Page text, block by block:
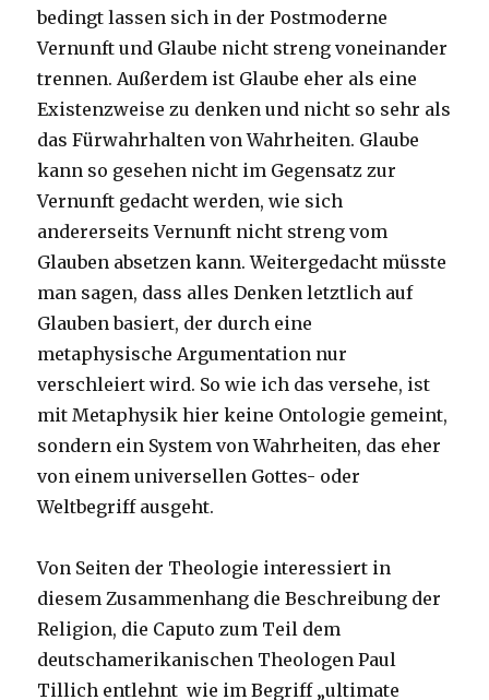
bedingt lassen sich in der Postmoderne
Vernunft und Glaube nicht streng voneinander
trennen. Außerdem ist Glaube eher als eine
Existenzweise zu denken und nicht so sehr als
das Fürwahrhalten von Wahrheiten. Glaube
kann so gesehen nicht im Gegensatz zur
Vernunft gedacht werden, wie sich
andererseits Vernunft nicht streng vom
Glauben absetzen kann. Weitergedacht müsste
man sagen, dass alles Denken letztlich auf
Glauben basiert, der durch eine
metaphysische Argumentation nur
verschleiert wird. So wie ich das versehe, ist
mit Metaphysik hier keine Ontologie gemeint,
sondern ein System von Wahrheiten, das eher
von einem universellen Gottes- oder
Weltbegriff ausgeht.
Von Seiten der Theologie interessiert in
diesem Zusammenhang die Beschreibung der
Religion, die Caputo zum Teil dem
deutschamerikanischen Theologen Paul
Tillich entlehnt wie im Begriff „ultimate